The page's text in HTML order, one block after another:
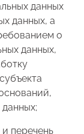
данных
данных, а
о
данных,
перечень